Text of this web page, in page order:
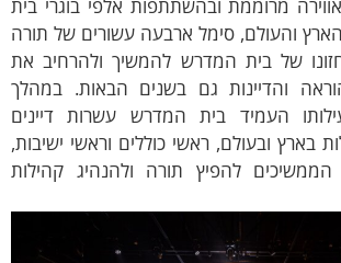
מרוממת ובהשתתפות אלפי בוגרי בית
והעולם, סימל ארבעה עשורים של תורה
של בית המדרש להמשיך ולהרחיב את
והדיינות גם בשנים הבאות. במהלך
העמיד בית המדרש עשרות דיינים
ובעולם, ראשי כוללים וראשי ישיבות,
להפיץ תורה ולהנהיג קהילות